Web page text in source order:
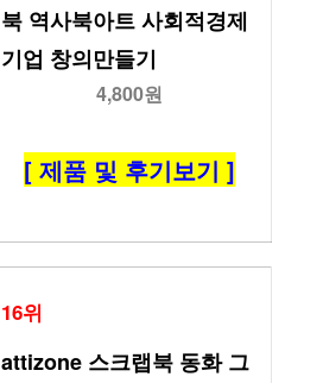
북 역사북아트 사회적경제
기업 창의만들기
4,800원
[ 제품 및 후기보기 ]
16위
attizone 스크랩북 동화 그